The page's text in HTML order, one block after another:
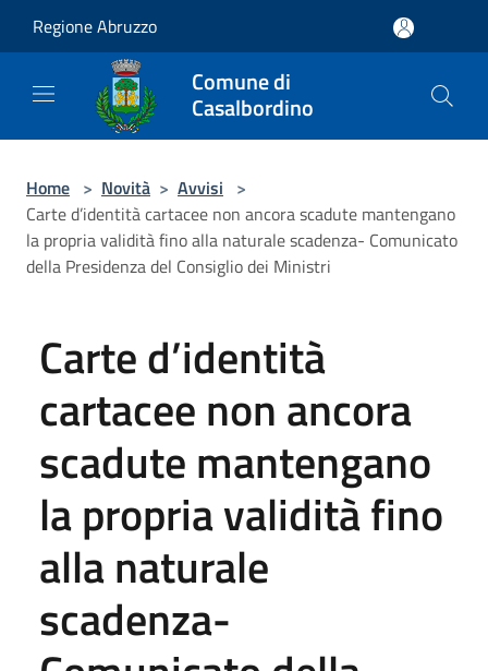
Regione Abruzzo
Comune di
Casalbordino
Home > Novità > Avvisi >
Carte d’identità cartacee non ancora scadute mantengano
la propria validità fino alla naturale scadenza- Comunicato
della Presidenza del Consiglio dei Ministri
Carte d’identità
cartacee non ancora
scadute mantengano
la propria validità fino
alla naturale
scadenza-